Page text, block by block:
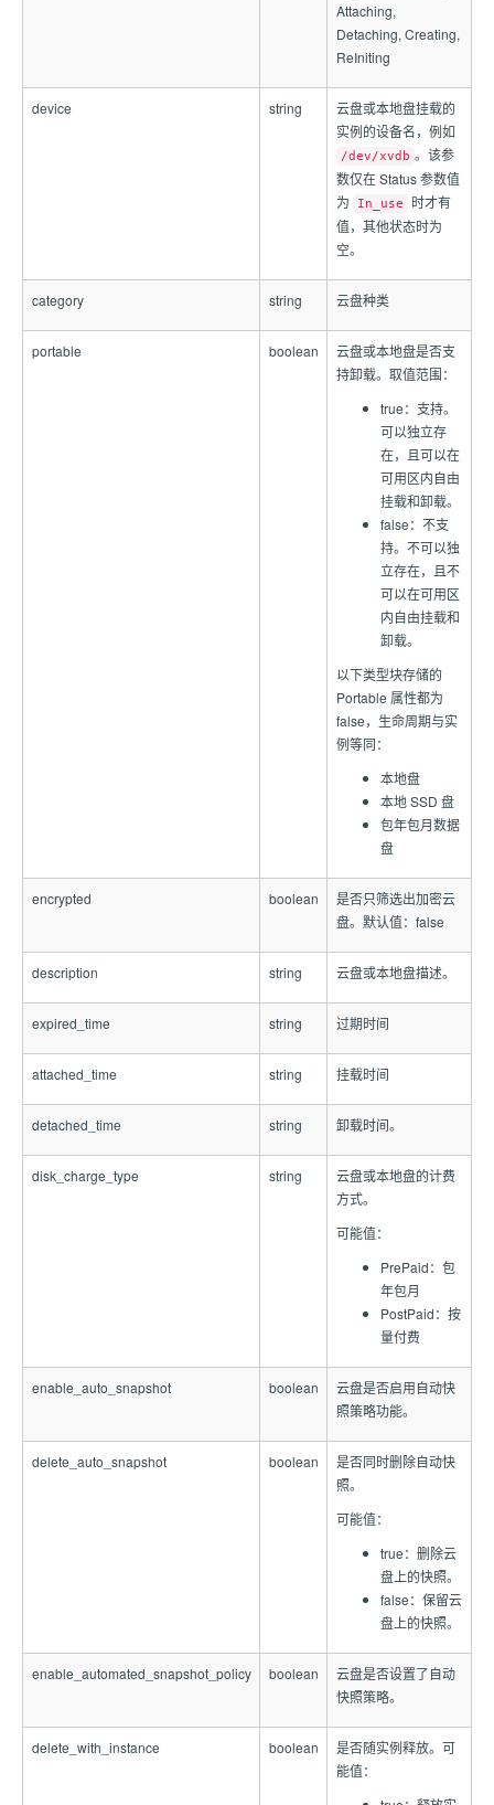
Attaching,
Detaching, Creating,
ReIniting
device string
云盘或本地盘挂载的
实例的设备名，例如
/dev/xvdb 。该参
数仅在 Status 参数值
为
In_use
时才有
值，其他状态时为
空。
category string 云盘种类
portable boolean
云盘或本地盘是否支
持卸载。取值范围：
true：支持。
可以独立存
在，且可以在
可用区内自由
挂载和卸载。
false：不支
持。不可以独
立存在，且不
可以在可用区
内自由挂载和
卸载。
以下类型块存储的
Portable 属性都为
false，生命周期与实
例等同：
本地盘
本地 SSD 盘
包年包月数据
盘
encrypted boolean
是否只筛选出加密云
盘。默认值：false
description string 云盘或本地盘描述。
expired_time string 过期时间
attached_time string 挂载时间
detached_time string 卸载时间。
disk_charge_type string
云盘或本地盘的计费
方式。
可能值：
PrePaid：包
年包月
PostPaid：按
量付费
enable_auto_snapshot boolean
云盘是否启用自动快
照策略功能。
delete_auto_snapshot boolean
是否同时删除自动快
照。
可能值：
true：删除云
盘上的快照。
false：保留云
盘上的快照。
enable_automated_snapshot_policy boolean
云盘是否设置了自动
快照策略。
delete_with_instance boolean
是否随实例释放。可
能值：